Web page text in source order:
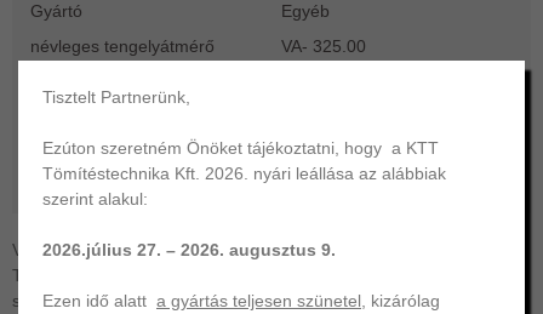
Gyártó
Egyéb
névleges tengelyátmérő
VA- 325.00
szín
fekete
VA-325 V-gyűrű | A típus - standard profil | NBR-60. KTT
Tömítéstechnika az Ön professzionális partnere | O-gyűrű,
szimering, hidraulika- és egyéb tömítés gyártása és forgalmazása
Tisztelt Partnerünk,
Ezúton szeretném Önöket tájékoztatni, hogy a KTT
Tömítéstechnika Kft. 2026. nyári leállása az alábbiak
szerint alakul:
2026.július 27. – 2026. augusztus 9.
Ezen idő alatt a gyártás teljesen szünetel , kizárólag